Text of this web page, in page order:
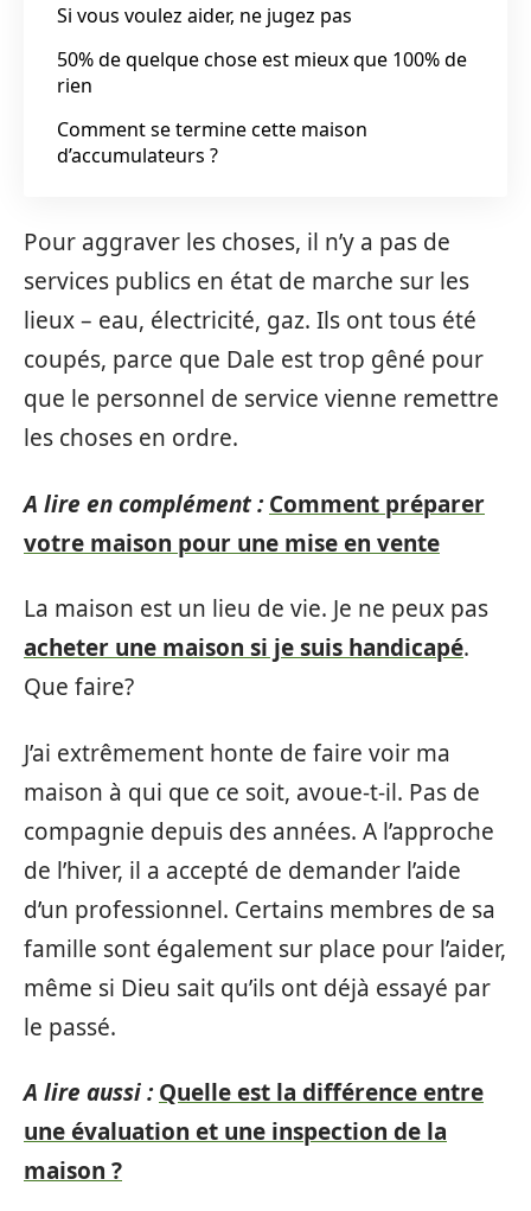
Si vous voulez aider, ne jugez pas
50% de quelque chose est mieux que 100% de
rien
Comment se termine cette maison
d’accumulateurs ?
Pour aggraver les choses, il n’y a pas de
services publics en état de marche sur les
lieux – eau, électricité, gaz. Ils ont tous été
coupés, parce que Dale est trop gêné pour
que le personnel de service vienne remettre
les choses en ordre.
A lire en complément : Comment préparer
votre maison pour une mise en vente
La maison est un lieu de vie. Je ne peux pas
acheter une maison si je suis handicapé.
Que faire?
J’ai extrêmement honte de faire voir ma
maison à qui que ce soit, avoue-t-il. Pas de
compagnie depuis des années. A l’approche
de l’hiver, il a accepté de demander l’aide
d’un professionnel. Certains membres de sa
famille sont également sur place pour l’aider,
même si Dieu sait qu’ils ont déjà essayé par
le passé.
A lire aussi : Quelle est la différence entre
une évaluation et une inspection de la
maison ?